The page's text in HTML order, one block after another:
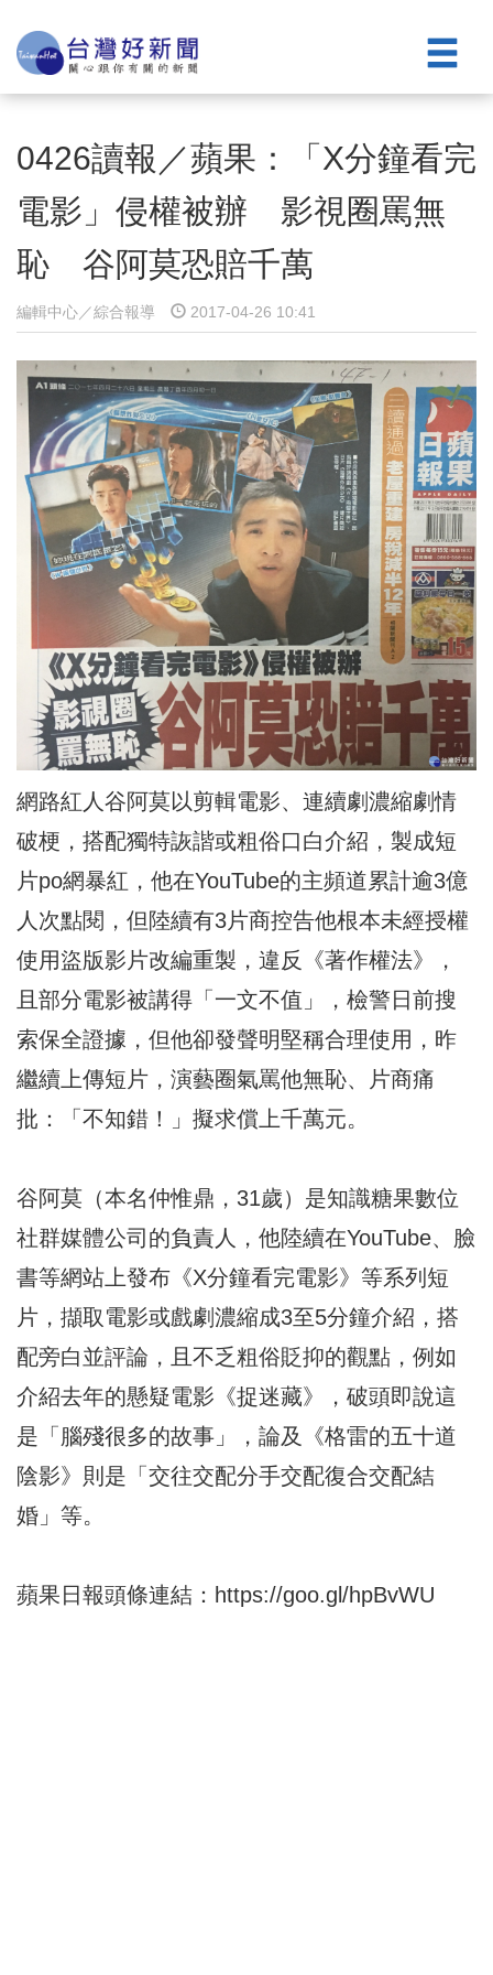
0426讀報／蘋果：「X分鐘看完
電影」侵權被辦 影視圈罵無
恥 谷阿莫恐賠千萬
編輯中心／綜合報導 2017-04-26 10:41
網路紅人谷阿莫以剪輯電影、連續劇濃縮劇情
破梗，搭配獨特詼諧或粗俗口白介紹，製成短
片po網暴紅，他在YouTube的主頻道累計逾3億
人次點閱，但陸續有3片商控告他根本未經授權
使用盜版影片改編重製，違反《著作權法》，
且部分電影被講得「一文不值」，檢警日前搜
索保全證據，但他卻發聲明堅稱合理使用，昨
繼續上傳短片，演藝圈氣罵他無恥、片商痛
批：「不知錯！」擬求償上千萬元。
谷阿莫（本名仲惟鼎，31歲）是知識糖果數位
社群媒體公司的負責人，他陸續在YouTube、臉
書等網站上發布《X分鐘看完電影》等系列短
片，擷取電影或戲劇濃縮成3至5分鐘介紹，搭
配旁白並評論，且不乏粗俗貶抑的觀點，例如
介紹去年的懸疑電影《捉迷藏》，破頭即說這
是「腦殘很多的故事」，論及《格雷的五十道
陰影》則是「交往交配分手交配復合交配結
婚」等。
蘋果日報頭條連結： https://goo.gl/hpBvWU